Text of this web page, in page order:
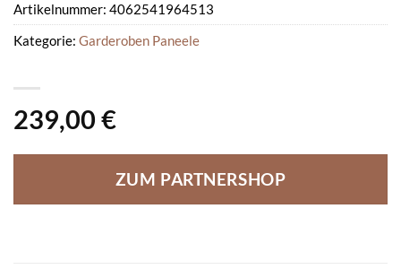
239,00 €
ZUM PARTNERSHOP
Artikelnummer: 4062541964513
Kategorie: Garderoben Paneele